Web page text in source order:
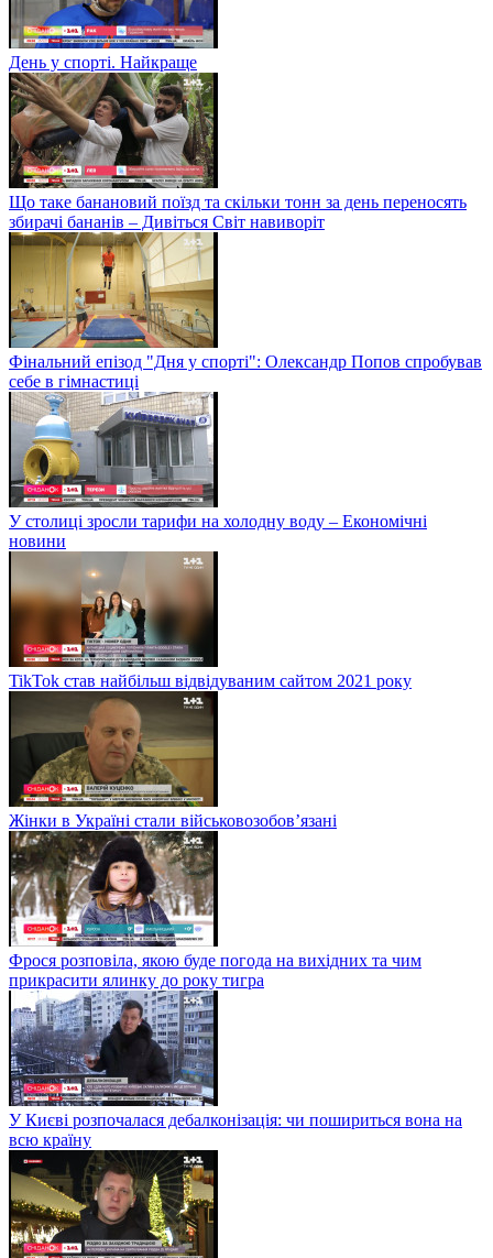
День у спорті. Найкраще
Що таке банановий поїзд та скільки тонн за день переносять
збирачі бананів – Дивіться Світ навиворіт
Фінальний епізод "Дня у спорті": Олександр Попов спробував
себе в гімнастиці
У столиці зросли тарифи на холодну воду – Економічні
новини
TikTok став найбільш відвідуваним сайтом 2021 року
Жінки в Україні стали військовозобов’язані
Фрося розповіла, якою буде погода на вихідних та чим
прикрасити ялинку до року тигра
У Києві розпочалася дебалконізація: чи пошириться вона на
всю країну